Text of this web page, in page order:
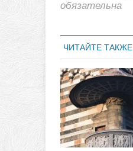
обязательна
ЧИТАЙТЕ ТАКЖЕ